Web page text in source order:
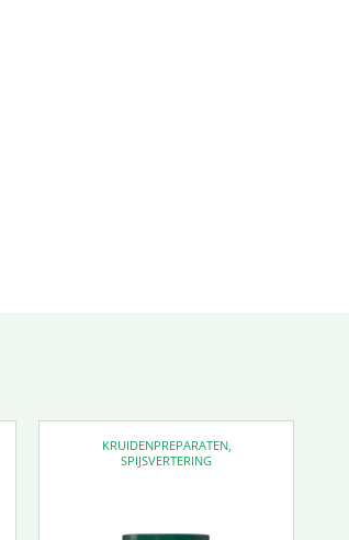
KRUIDENPREPARATEN,
SPIJSVERTERING